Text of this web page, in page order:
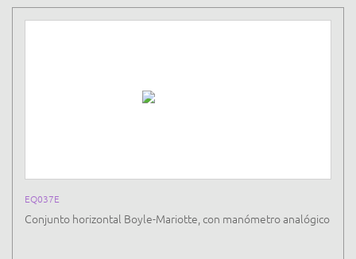
EQ037E
Conjunto horizontal Boyle-Mariotte, con manómetro analógico